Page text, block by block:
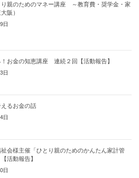
り親のためのマネー講座 ～教育費・奨学金・家
阪）
日
お金の知恵講座 連続２回【活動報告】
日
るお金の話
日
会様主催「ひとり親のためのかんたん家計管
活動報告】
日